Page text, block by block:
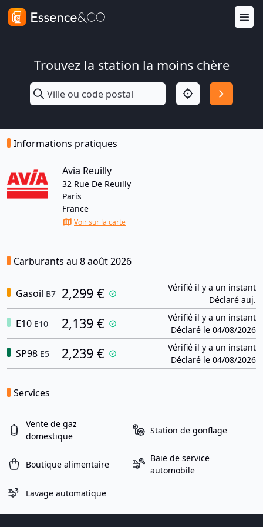
Trouvez la station la moins chère
Informations pratiques
Avia Reuilly
32 Rue De Reuilly
Paris
France
Voir sur la carte
Carburants au 8 août 2026
Gasoil B7 2,299 €
Vérifié il y a un instant
Déclaré auj.
E10 E10 2,139 €
Vérifié il y a un instant
Déclaré le 04/08/2026
SP98 E5 2,239 €
Vérifié il y a un instant
Déclaré le 04/08/2026
Services
Vente de gaz
domestique
Station de gonflage
Boutique alimentaire
Baie de service
automobile
Lavage automatique